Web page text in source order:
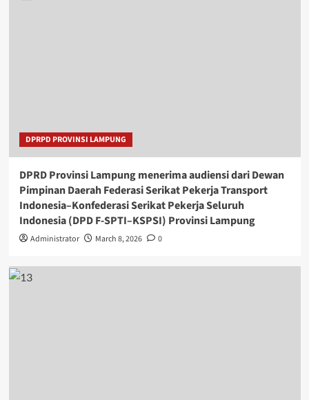
DPRPD PROVINSI LAMPUNG
DPRD Provinsi Lampung menerima audiensi dari Dewan
Pimpinan Daerah Federasi Serikat Pekerja Transport
Indonesia–Konfederasi Serikat Pekerja Seluruh
Indonesia (DPD F-SPTI–KSPSI) Provinsi Lampung
Administrator March 8, 2026 0